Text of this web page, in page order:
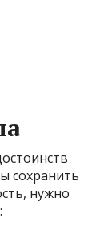
сохранить
нужно